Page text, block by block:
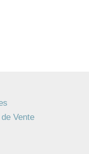
Vente